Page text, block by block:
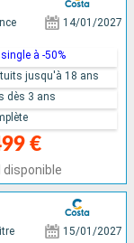
14/01/2027
€
disponible
à -50%
jusqu'à 18 ans
dès 3 ans
15/01/2027